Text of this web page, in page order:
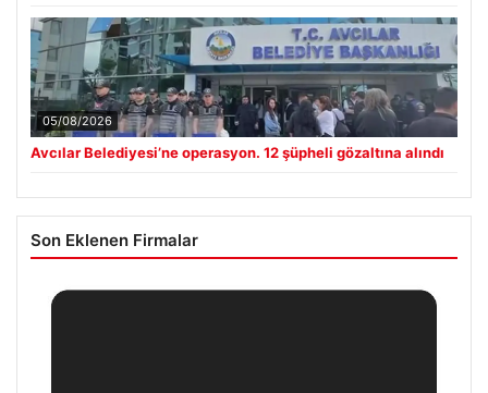
05/08/2026
Avcılar Belediyesi’ne operasyon. 12 şüpheli gözaltına alındı
Son Eklenen Firmalar